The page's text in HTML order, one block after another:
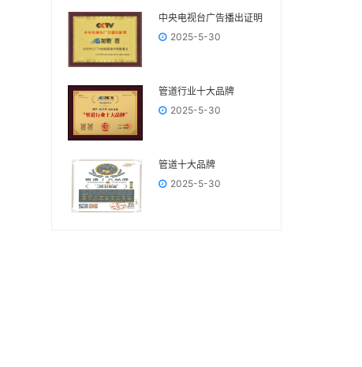
中央电视台广告播出证明
2025-5-30
管道行业十大品牌
2025-5-30
管道十大品牌
2025-5-30